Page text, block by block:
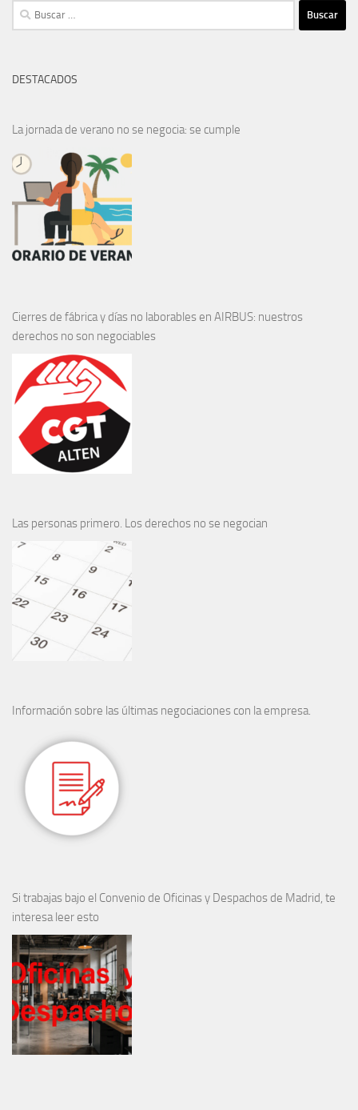
Buscar:
DESTACADOS
La jornada de verano no se negocia: se cumple
Cierres de fábrica y días no laborables en AIRBUS: nuestros
derechos no son negociables
Las personas primero. Los derechos no se negocian
Información sobre las últimas negociaciones con la empresa.
Si trabajas bajo el Convenio de Oficinas y Despachos de Madrid, te
interesa leer esto